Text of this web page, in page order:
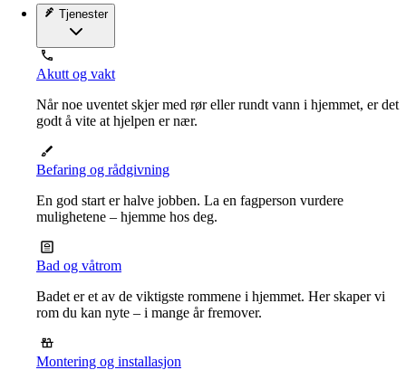
Tjenester
Akutt og vakt
Når noe uventet skjer med rør eller rundt vann i hjemmet, er det
godt å vite at hjelpen er nær.
Befaring og rådgivning
En god start er halve jobben. La en fagperson vurdere
mulighetene – hjemme hos deg.
Bad og våtrom
Badet er et av de viktigste rommene i hjemmet. Her skaper vi
rom du kan nyte – i mange år fremover.
Montering og installasjon